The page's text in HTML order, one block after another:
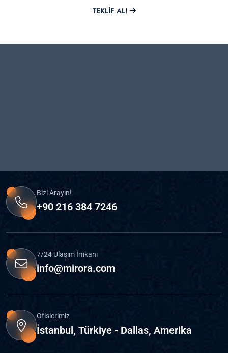
TEKLIF AL!
Bizi Arayın!
+90 216 384 7246
7/24 Ulaşım İmkanı
info@mirora.com
Ofislerimiz
İstanbul, Türkiye - Dallas, Amerika